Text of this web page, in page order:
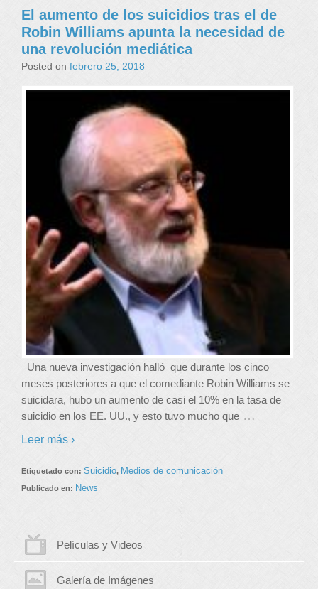
El aumento de los suicidios tras el de
Robin Williams apunta la necesidad de
una revolución mediática
Posted on febrero 25, 2018
Una nueva investigación halló que durante los cinco
meses posteriores a que el comediante Robin Williams se
suicidara, hubo un aumento de casi el 10% en la tasa de
suicidio en los EE. UU., y esto tuvo mucho que …
Leer más ›
Etiquetado con: Suicidio, Medios de comunicación
Publicado en: News
Películas y Videos
Galería de Imágenes